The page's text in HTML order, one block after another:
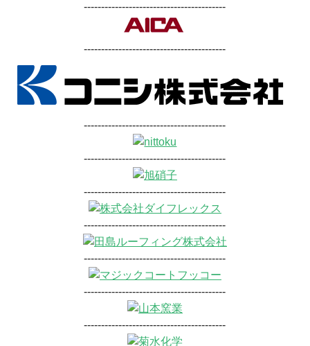
-----------------------------------------
-----------------------------------------
-----------------------------------------
-----------------------------------------
-----------------------------------------
-----------------------------------------
-----------------------------------------
-----------------------------------------
-----------------------------------------